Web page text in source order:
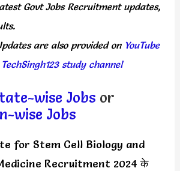
Govt Jobs Recruitment updates,
are also provided onYouTube
TechSingh123 study channel
wise Jobs or
wise Jobs
for Stem Cell Biology and
Recruitment 2024 के